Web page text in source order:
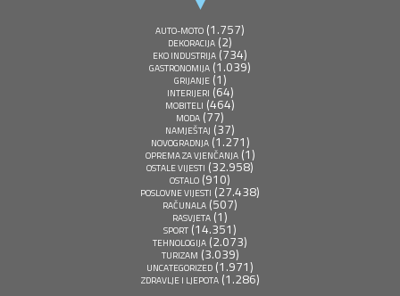
AUTO-MOTO (1.757)
DEKORACIJA (2)
EKO INDUSTRIJA (734)
GASTRONOMIJA (1.039)
GRIJANJE(1)
INTERIJERI (64)
MOBITELI (464)
MODA (77)
NAMJEŠTAJ (37)
NOVOGRADNJA(1.271)
OPREMA ZA VJENČANJA(1)
OSTALE VIJESTI (32.958)
OSTALO (910)
POSLOVNE VIJESTI (27.438)
RAČUNALA (507)
RASVJETA (1)
SPORT (14.351)
TEHNOLOGIJA (2.073)
TURIZAM (3.039)
UNCATEGORIZED (1.971)
ZDRAVLJE I LJEPOTA(1.286)